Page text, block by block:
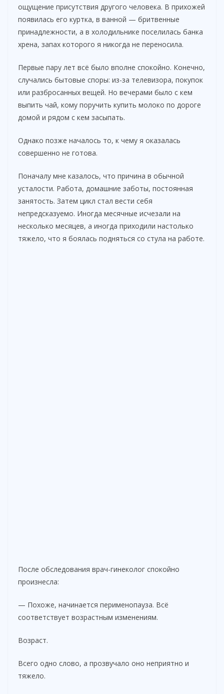
ощущение присутствия другого человека. В прихожей
появилась его куртка, в ванной — бритвенные
принадлежности, а в холодильнике поселилась банка
хрена, запах которого я никогда не переносила.
Первые пару лет всё было вполне спокойно. Конечно,
случались бытовые споры: из-за телевизора, покупок
или разбросанных вещей. Но вечерами было с кем
выпить чай, кому поручить купить молоко по дороге
домой и рядом с кем засыпать.
Однако позже началось то, к чему я оказалась
совершенно не готова.
Поначалу мне казалось, что причина в обычной
усталости. Работа, домашние заботы, постоянная
занятость. Затем цикл стал вести себя
непредсказуемо. Иногда месячные исчезали на
несколько месяцев, а иногда приходили настолько
тяжело, что я боялась подняться со стула на работе.
После обследования врач-гинеколог спокойно
произнесла:
— Похоже, начинается перименопауза. Всё
соответствует возрастным изменениям.
Возраст.
Всего одно слово, а прозвучало оно неприятно и
тяжело.